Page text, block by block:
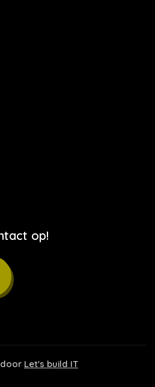
op!
Let's build IT